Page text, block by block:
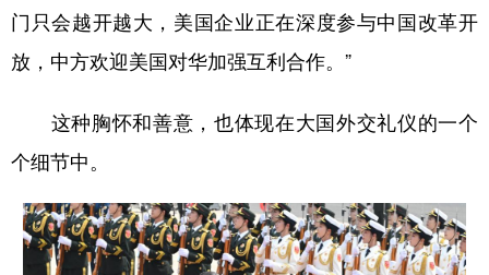
门只会越开越大，美国企业正在深度参与中国改革开
放，中方欢迎美国对华加强互利合作。”
这种胸怀和善意，也体现在大国外交礼仪的一个
个细节中。